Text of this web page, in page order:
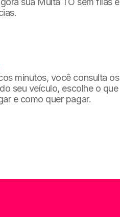
minutos, você consulta os
seu veículo, escolhe o que
e como quer pagar.